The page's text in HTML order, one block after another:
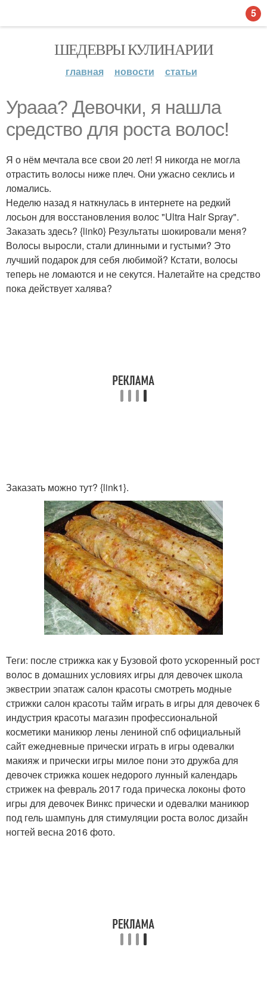
ШЕДЕВРЫ КУЛИНАРИИ
главная новости статьи
Ураaa? Дeвочки, я нашла
средство для роста волос!
Я о нём мечтала все свои 20 лет! Я никогда не могла
отрастить волосы ниже плеч. Они ужасно секлись и
ломались.
Неделю назад я наткнулась в интернете на редкий
лосьон для восстановления волос "Ultra Hair Spray".
Заказать здесь? {link0} Результаты шокировали меня?
Волосы выросли, стали длинными и густыми? Это
лучший подарок для себя любимой? Кстати, волосы
теперь не ломаются и не секутся. Налетайте на средство
пока действует халява?
Заказать можно тут? {link1}.
Теги: после стрижка как у Бузовой фото ускоренный рост
волос в домашних условиях игры для девочек школа
эквестрии эпатаж салон красоты смотреть модные
стрижки салон красоты тайм играть в игры для девочек 6
индустрия красоты магазин профессиональной
косметики маникюр лены лениной спб официальный
сайт ежедневные прически играть в игры одевалки
макияж и прически игры милое пони это дружба для
девочек стрижка кошек недорого лунный календарь
стрижек на февраль 2017 года прическа локоны фото
игры для девочек Винкс прически и одевалки маникюр
под гель шампунь для стимуляции роста волос дизайн
ногтей весна 2016 фото.
5